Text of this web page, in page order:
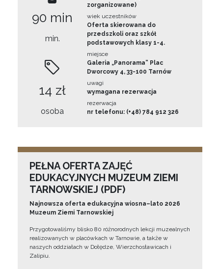
90 min
min.
14 zł
osoba
zorganizowane)
wiek uczestników
Oferta skierowana do
przedszkoli oraz szkół
podstawowych klasy 1-4.
miejsce
Galeria „Panorama” Plac
Dworcowy 4, 33-100 Tarnów
uwagi
wymagana rezerwacja
rezerwacja
nr telefonu: (+48) 784 912 326
PEŁNA OFERTA ZAJĘĆ
EDUKACYJNYCH MUZEUM ZIEMI
TARNOWSKIEJ (PDF)
Najnowsza oferta edukacyjna wiosna–lato 2026
Muzeum Ziemi Tarnowskiej
Przygotowaliśmy blisko 80 różnorodnych lekcji muzealnych
realizowanych w placówkach w Tarnowie, a także w
naszych oddziałach w Dołędze, Wierzchosławicach i
Zalipiu.